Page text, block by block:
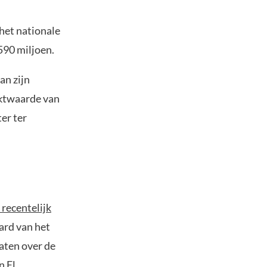
nationale
miljoen.
zijn
van
ter
recentelijk
van het
over de